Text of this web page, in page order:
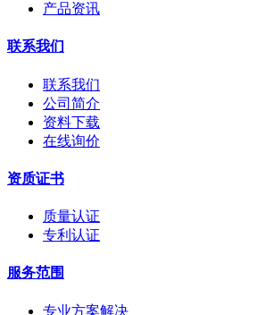
产品资讯
联系我们
联系我们
公司简介
资料下载
在线询价
资质证书
质量认证
专利认证
服务范围
专业方案解决